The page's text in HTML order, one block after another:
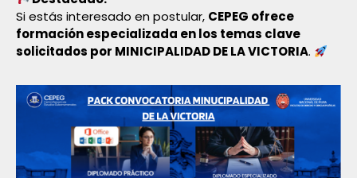
Si estás interesado en postular, CEPEG ofrece
formación especializada en los temas clave
solicitados por MINICIPALIDAD DE LA VICTORIA.